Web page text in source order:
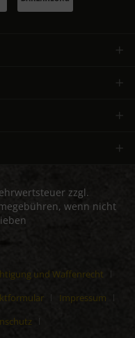
zzgl.
wenn nicht
und Waffenrecht
Impressum